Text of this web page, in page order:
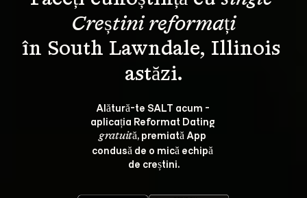
Creștini reformați
în South Lawndale, Illinois
Alătură-te SALT acum -
aplicația Reformat Dating
gratuită, premiată App
condusă de o mică echipă
de creștini.